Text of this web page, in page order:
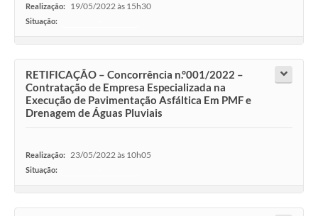
Realização: 19/05/2022 às 15h30
Situação:
RETIFICAÇÃO – Concorrência n.°001/2022 –
Contratação de Empresa Especializada na
Execução de Pavimentação Asfáltica Em PMF e
Drenagem de Águas Pluviais
Realização: 23/05/2022 às 10h05
Situação: